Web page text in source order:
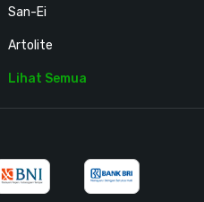
San-Ei
Artolite
Lihat Semua